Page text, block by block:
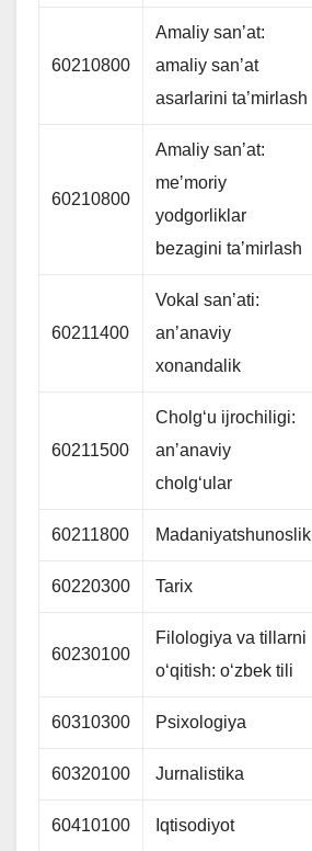
60210800
Amaliy sanʼat:
amaliy sanʼat
asarlarini taʼmirlash
60210800
Amaliy sanʼat:
meʼmoriy
yodgorliklar
bezagini taʼmirlash
60211400
Vokal sanʼati:
anʼanaviy
xonandalik
60211500
Cholgʻu ijrochiligi:
anʼanaviy
cholgʻular
60211800 Madaniyatshunoslik
60220300 Tarix
60230100
Filologiya va tillarni
oʻqitish: oʻzbek tili
60310300 Psixologiya
60320100 Jurnalistika
60410100 Iqtisodiyot